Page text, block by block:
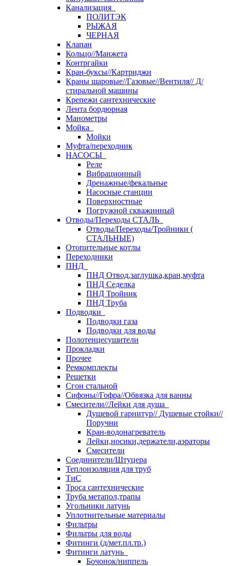
Канализация
ПОЛИТЭК
РЫЖАЯ
ЧЕРНАЯ
Клапан
Кольцо//Манжета
Контргайки
Кран-буксы//Картриджи
Краны шаровые//Газовые//Вентиля// Д/
стиральной машины
Крепежи сантехнические
Лента бордюрная
Манометры
Мойка
Мойки
Муфта/переходник
НАСОСЫ
Реле
Вибрационный
Дренажные/фекальные
Насосные станции
Поверхностные
Погружной скважинный
Отводы/Переходы СТАЛЬ
Отводы/Переходы/Тройники (
СТАЛЬНЫЕ)
Отопительные котлы
Переходники
ПНД
ПНД Отвод,заглушка,кран,муфта
ПНД Седелка
ПНД Тройник
ПНД Труба
Подводки
Подводки газа
Подводки для воды
Полотенцесушители
Прокладки
Прочее
Ремкомплекты
Решетки
Сгон стальной
Сифоны//Гофра//Обвязка для ванны
Смесители//Лейки для душа
Душевой гарнитур// Душевые стойки//
Поручни
Кран-водонагреватель
Лейки,носики,держатели,аэраторы
Смесители
Соединители/Штуцера
Теплоизоляция для труб
ТиС
Троса сантехнические
Труба метапол,трапы
Угольники латунь
Уплотнительные материалы
Фильтры
Фильтры для воды
Фитинги (д/мет.пл.тр.)
Фитинги латунь
Бочонок/ниппель